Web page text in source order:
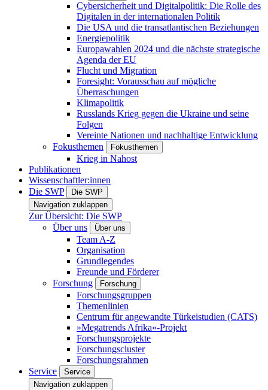
Cybersicherheit und Digitalpolitik: Die Rolle des
Digitalen in der internationalen Politik
Die USA und die transatlantischen Beziehungen
Energiepolitik
Europawahlen 2024 und die nächste strategische
Agenda der EU
Flucht und Migration
Foresight: Vorausschau auf mögliche
Überraschungen
Klimapolitik
Russlands Krieg gegen die Ukraine und seine
Folgen
Vereinte Nationen und nachhaltige Entwicklung
Fokusthemen
Fokusthemen
Krieg in Nahost
Publikationen
Wissenschaftler:innen
Die SWP
Die SWP
Navigation zuklappen
Zur Übersicht: Die SWP
Über uns
Über uns
Team A-Z
Organisation
Grundlegendes
Freunde und Förderer
Forschung
Forschung
Forschungsgruppen
Themenlinien
Centrum für angewandte Türkeistudien (CATS)
»Megatrends Afrika«-Projekt
Forschungsprojekte
Forschungscluster
Forschungsrahmen
Service
Service
Navigation zuklappen